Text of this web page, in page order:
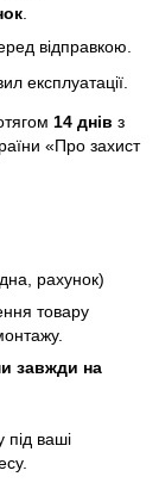
відправкою.
експлуатації.
14 днів з
«Про захист
рахунок)
товару
завжди на
ваші